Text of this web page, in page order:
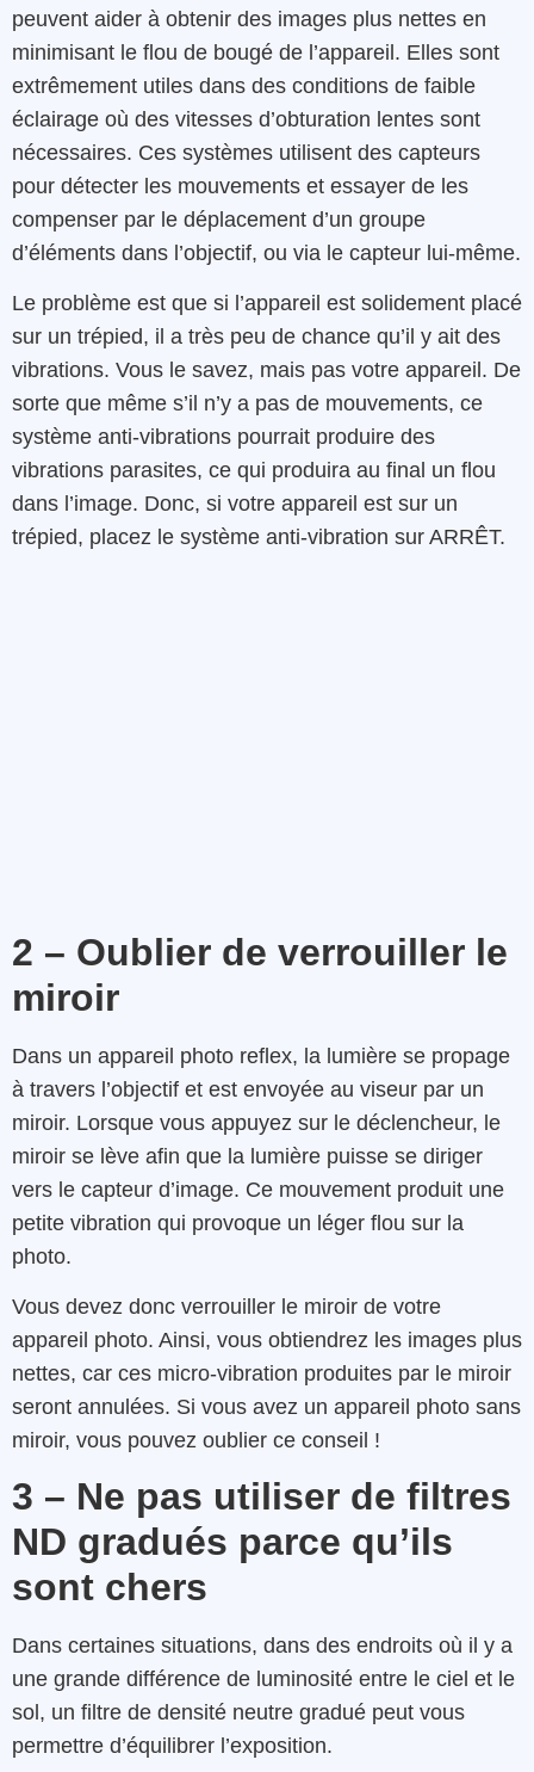
peuvent aider à obtenir des images plus nettes en
minimisant le flou de bougé de l’appareil. Elles sont
extrêmement utiles dans des conditions de faible
éclairage où des vitesses d’obturation lentes sont
nécessaires. Ces systèmes utilisent des capteurs
pour détecter les mouvements et essayer de les
compenser par le déplacement d’un groupe
d’éléments dans l’objectif, ou via le capteur lui-même.
Le problème est que si l’appareil est solidement placé
sur un trépied, il a très peu de chance qu’il y ait des
vibrations. Vous le savez, mais pas votre appareil. De
sorte que même s’il n’y a pas de mouvements, ce
système anti-vibrations pourrait produire des
vibrations parasites, ce qui produira au final un flou
dans l’image. Donc, si votre appareil est sur un
trépied, placez le système anti-vibration sur ARRÊT.
2 – Oublier de verrouiller le
miroir
Dans un appareil photo reflex, la lumière se propage
à travers l’objectif et est envoyée au viseur par un
miroir. Lorsque vous appuyez sur le déclencheur, le
miroir se lève afin que la lumière puisse se diriger
vers le capteur d’image. Ce mouvement produit une
petite vibration qui provoque un léger flou sur la
photo.
Vous devez donc verrouiller le miroir de votre
appareil photo. Ainsi, vous obtiendrez les images plus
nettes, car ces micro-vibration produites par le miroir
seront annulées. Si vous avez un appareil photo sans
miroir, vous pouvez oublier ce conseil !
3 – Ne pas utiliser de filtres
ND gradués parce qu’ils
sont chers
Dans certaines situations, dans des endroits où il y a
une grande différence de luminosité entre le ciel et le
sol, un filtre de densité neutre gradué peut vous
permettre d’équilibrer l’exposition.